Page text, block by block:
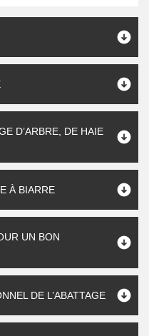
D’ARBRE, DE HAIE
À BIARRE
UN BON
DE L’ABATTAGE